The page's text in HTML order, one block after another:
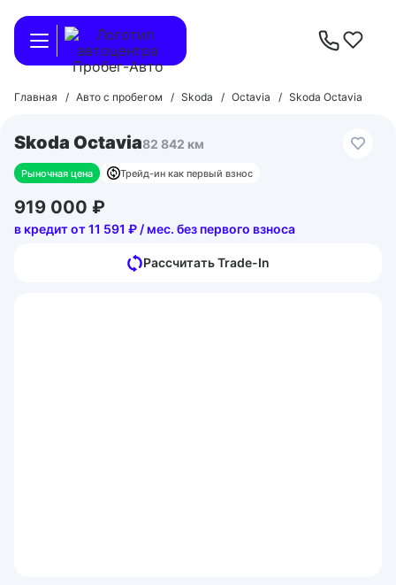
Главная / Авто с пробегом / Skoda / Octavia / Skoda Octavia
Skoda Octavia82 842 км
Рыночная цена Трейд-ин как первый взнос
919 000 ₽
в кредит от 11 591 ₽ / мес. без первого взноса
Рассчитать Trade-In